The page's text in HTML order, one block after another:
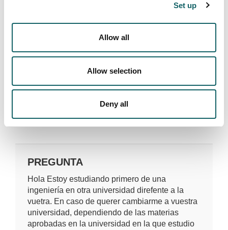
Set up
Allow all
Allow selection
Deny all
Si necesitas más información al respecto, puedes
ponerte en contacto con la Escuela Politécnica
Superior a través de la dirección de correo
PREGUNTA
Hola Estoy estudiando primero de una
ingeniería en otra universidad direfente a la
vuetra. En caso de querer cambiarme a vuestra
universidad, dependiendo de las materias
aprobadas en la universidad en la que estudio